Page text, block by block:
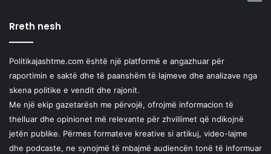
Rreth nesh
Politikajashtme.com është një platformë e angazhuar për
raportimin e saktë dhe të paanshëm të lajmeve dhe analizave nga
skena politike e vendit dhe rajonit.
Me një ekip gazetarësh me përvojë, ofrojmë informacion të
thelluar dhe opinionet më relevante për zhvillimet që ndikojnë
jetën publike. Përmes formateve kreative si artikuj, video-lajme
dhe podcaste, ne synojmë të mbajmë audiencën tonë të informuar